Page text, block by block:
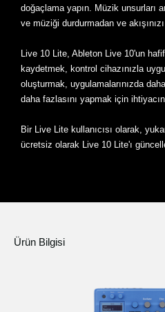
doğaçlama yapın. Müzik unsurları
ve müziği durdurmadan ve
Live 10 Lite, Ableton Live 10'un
kaydetmek, kontrol cihazınızla
oluşturmak, uygulamalarınızda
daha fazlasını yapmak için
Bir Live Lite kullanıcısı olarak,
ücretsiz olarak Live 10 Lite'ı
Ürün Bilgisi